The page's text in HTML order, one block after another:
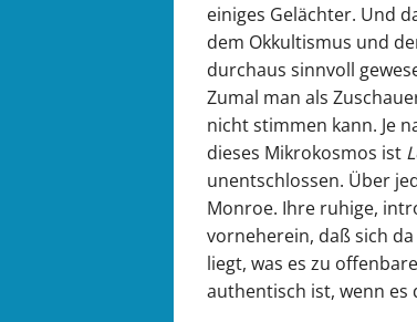
einiges Gelächter. Und
dem Okkultismus und
durchaus sinnvoll
Zumal man als
nicht stimmen kann. Je
dieses Mikrokosmos ist
unentschlossen. Über
Monroe. Ihre ruhige,
vorneherein, daß sich
liegt, was es zu
authentisch ist, wenn es